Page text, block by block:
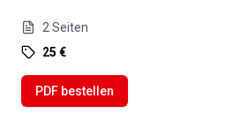
2 Seiten
25 €
PDF bestellen